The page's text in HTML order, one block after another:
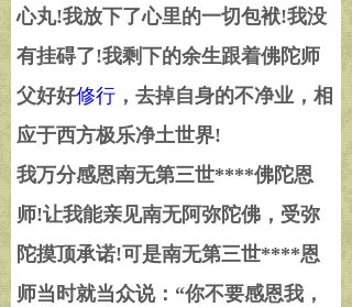
心丸!我放下了心里的一切包袱!我没
有挂碍了!我剩下的余生跟着佛陀师
父好好修行 ，去掉自身的不净业，相
应于西方极乐净土世界!
我万分感恩南无第三世****佛陀恩
师!让我能亲见南无阿弥陀佛，受弥
陀摸顶承诺!可是南无第三世****恩
师当时就当众说： “你不要感恩我，